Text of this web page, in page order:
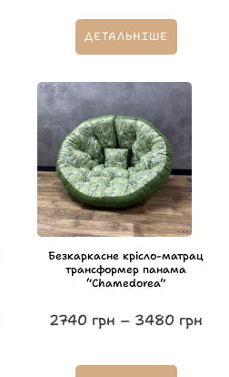
ДЕТАЛЬНІШЕ
Безкаркасне крісло-матрац
трансформер панама
“Chamedorea”
2740 грн – 3480 грн